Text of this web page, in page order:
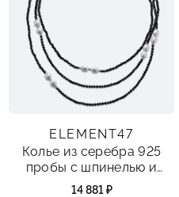
ELEMENT47
Колье из серебра 925
пробы с шпинелью и
жемчугами
14 881 ₽